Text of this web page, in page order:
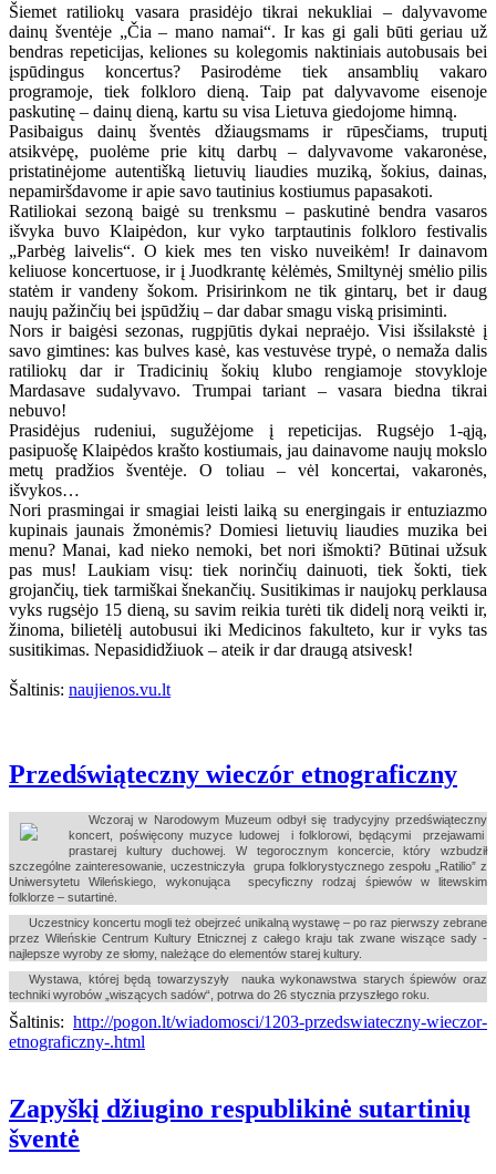
Šiemet ratiliokų vasara prasidėjo tikrai nekukliai – dalyvavome
dainų šventėje „Čia – mano namai“. Ir kas gi gali būti geriau už
bendras repeticijas, keliones su kolegomis naktiniais autobusais bei
įspūdingus koncertus? Pasirodėme tiek ansamblių vakaro
programoje, tiek folkloro dieną. Taip pat dalyvavome eisenoje
paskutinę – dainų dieną, kartu su visa Lietuva giedojome himną.
Pasibaigus dainų šventės džiaugsmams ir rūpesčiams, truputį
atsikvėpę, puolėme prie kitų darbų – dalyvavome vakaronėse,
pristatinėjome autentišką lietuvių liaudies muziką, šokius, dainas,
nepamiršdavome ir apie savo tautinius kostiumus papasakoti.
Ratiliokai sezoną baigė su trenksmu – paskutinė bendra vasaros
išvyka buvo Klaipėdon, kur vyko tarptautinis folkloro festivalis
„Parbėg laivelis“. O kiek mes ten visko nuveikėm! Ir dainavom
keliuose koncertuose, ir į Juodkrantę kėlėmės, Smiltynėj smėlio pilis
statėm ir vandeny šokom. Prisirinkom ne tik gintarų, bet ir daug
naujų pažinčių bei įspūdžių – dar dabar smagu viską prisiminti.
Nors ir baigėsi sezonas, rugpjūtis dykai nepraėjo. Visi išsilakstė į
savo gimtines: kas bulves kasė, kas vestuvėse trypė, o nemaža dalis
ratiliokų dar ir Tradicinių šokių klubo rengiamoje stovykloje
Mardasave sudalyvavo. Trumpai tariant – vasara biedna tikrai
nebuvo!
Prasidėjus rudeniui, sugužėjome į repeticijas. Rugsėjo 1-ąją,
pasipuošę Klaipėdos krašto kostiumais, jau dainavome naujų mokslo
metų pradžios šventėje. O toliau – vėl koncertai, vakaronės,
išvykos…
Nori prasmingai ir smagiai leisti laiką su energingais ir entuziazmo
kupinais jaunais žmonėmis? Domiesi lietuvių liaudies muzika bei
menu? Manai, kad nieko nemoki, bet nori išmokti? Būtinai užsuk
pas mus! Laukiam visų: tiek norinčių dainuoti, tiek šokti, tiek
grojančių, tiek tarmiškai šnekančių. Susitikimas ir naujokų perklausa
vyks rugsėjo 15 dieną, su savim reikia turėti tik didelį norą veikti ir,
žinoma, bilietėlį autobusui iki Medicinos fakulteto, kur ir vyks tas
susitikimas. Nepasididžiuok – ateik ir dar draugą atsivesk!
Šaltinis: naujienos.vu.lt
Przedświąteczny wieczór etnograficzny
Wczoraj w Narodowym Muzeum odbył się tradycyjny przedświąteczny
koncert, poświęcony muzyce ludowej i folklorowi, będącymi przejawami
prastarej kultury duchowej. W tegorocznym koncercie, który wzbudził
szczególne zainteresowanie, uczestniczyła grupa folklorystycznego zespołu „Ratilio” z
Uniwersytetu Wileńskiego, wykonująca specyficzny rodzaj śpiewów w litewskim
folklorze – sutartinė.
Uczestnicy koncertu mogli też obejrzeć unikalną wystawę – po raz pierwszy zebrane
przez Wileńskie Centrum Kultury Etnicznej z całego kraju tak zwane wiszące sady -
najlepsze wyroby ze słomy, należące do elementów starej kultury.
Wystawa, której będą towarzyszyły nauka wykonawstwa starych śpiewów oraz
techniki wyrobów „wiszących sadów“, potrwa do 26 stycznia przyszłego roku.
Šaltinis: http://pogon.lt/wiadomosci/1203-przedswiateczny-wieczor-
etnograficzny-.html
Zapyškį džiugino respublikinė sutartinių
šventė